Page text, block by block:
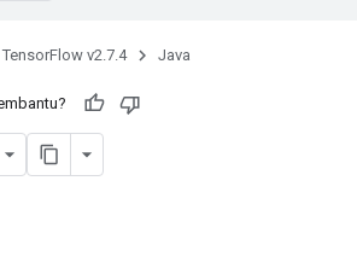
TensorFlow v2.7.4 Java